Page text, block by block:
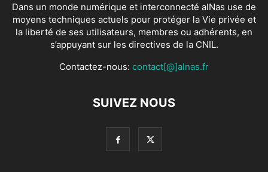
Dans un monde numérique et interconnecté alNas use de
moyens techniques actuels pour protéger la Vie privée et
la liberté de ses utilisateurs, membres ou adhérents, en
s’appuyant sur les directives de la CNIL.
Contactez-nous: contact[@]alnas.fr
SUIVEZ NOUS